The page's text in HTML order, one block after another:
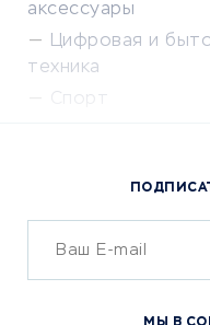
аксессуары
Цифровая и
техника
Спорт
Сервисы доставки
ОБУЧЕНИЕ И РАБОТА